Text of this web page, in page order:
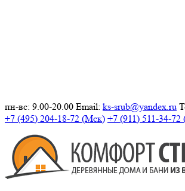
пн-вс: 9.00-20.00 Email: ks-srub@yandex.ru
+7 (495) 204-18-72 (Мск) +7 (911) 511-34-